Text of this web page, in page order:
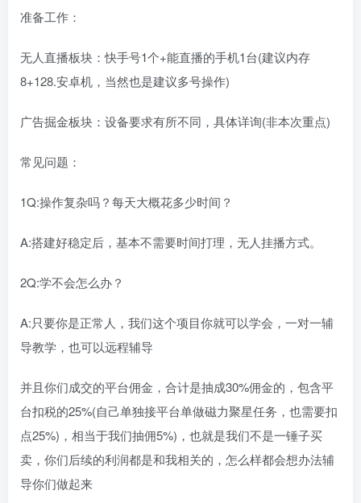
准备工作：
无人直播板块：快手号1个+能直播的手机1台(建议内存
8+128.安卓机，当然也是建议多号操作)
广告掘金板块：设备要求有所不同，具体详询(非本次重点)
常见问题：
1Q:操作复杂吗？每天大概花多少时间？
A:搭建好稳定后，基本不需要时间打理，无人挂播方式。
2Q:学不会怎么办？
A:只要你是正常人，我们这个项目你就可以学会，一对一辅
导教学，也可以远程辅导
并且你们成交的平台佣金，合计是抽成30%佣金的，包含平
台扣税的25%(自己单独接平台单做磁力聚星任务，也需要扣
点25%)，相当于我们抽佣5%)，也就是我们不是一锤子买
卖，你们后续的利润都是和我相关的，怎么样都会想办法辅
导你们做起来